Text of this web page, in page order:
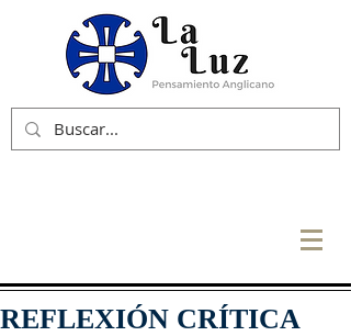
REFLEXIÓN CRÍTICA